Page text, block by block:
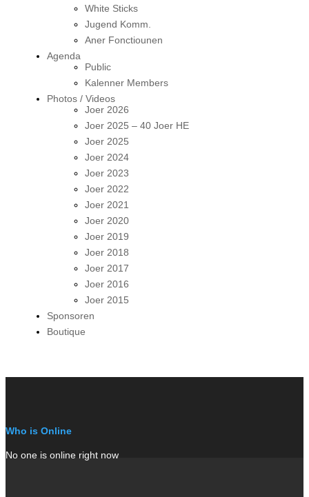
White Sticks
Jugend Komm.
Aner Fonctiounen
Agenda
Public
Kalenner Members
Photos / Videos
Joer 2026
Joer 2025 – 40 Joer HE
Joer 2025
Joer 2024
Joer 2023
Joer 2022
Joer 2021
Joer 2020
Joer 2019
Joer 2018
Joer 2017
Joer 2016
Joer 2015
Sponsoren
Boutique
Who is Online
No one is online right now